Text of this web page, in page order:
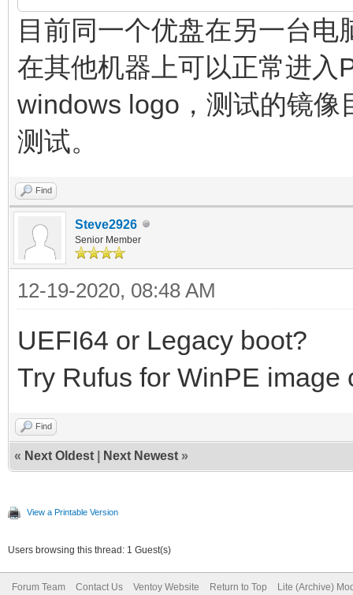
目前同一个优盘在另一台
在其他机器上可以正常进入
windows logo，测试的镜像
测试。
Find
Steve2926
Senior Member
12-19-2020, 08:48 AM
UEFI64 or Legacy boot?
Try Rufus for WinPE
Find
« Next Oldest Next Newest »
View a Printable Version
Users browsing this thread: 1 Guest(s)
Forum Team Contact Us Ventoy Website Return to Top Lite (Archive)